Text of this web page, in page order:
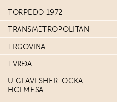
TORPEDO 1972
TRANSMETROPOLITAN
TRGOVINA
TVRĐA
U GLAVI SHERLOCKA
HOLMESA